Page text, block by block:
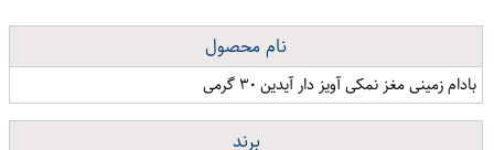
نام محصول
بادام زمینی مغز نمکی آویز دار آیدین ۳۰ گرمی
برند